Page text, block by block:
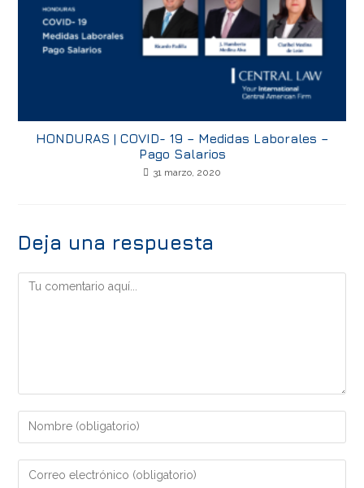
HONDURAS | COVID- 19 – Medidas Laborales –
Pago Salarios
31 marzo, 2020
Deja una respuesta